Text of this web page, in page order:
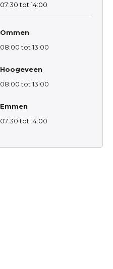
07:30 tot 14:00
Ommen
08:00 tot 13:00
Hoogeveen
08:00 tot 13:00
Emmen
07:30 tot 14:00